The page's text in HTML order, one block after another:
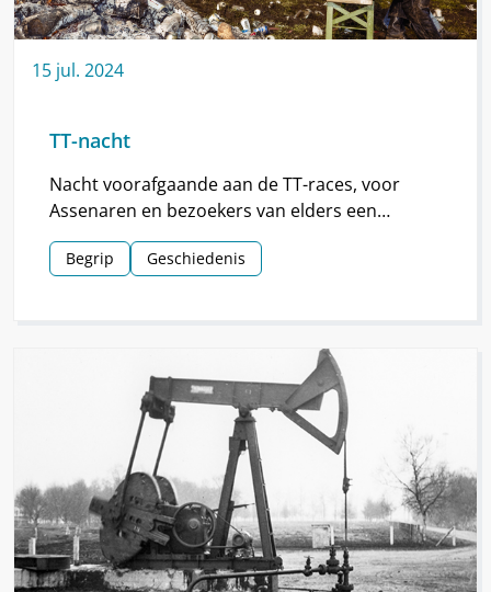
15 jul. 2024
TT-nacht
Nacht voorafgaande aan de TT-races, voor
Assenaren en bezoekers van elders een
hoogtepunt van de TT.
Begrip Geschiedenis